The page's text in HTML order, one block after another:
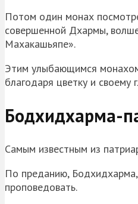
Потом один монах
совершенной Дхармы,
Махакашьяпе».
Этим улыбающимся
благодаря цветку и своему
Бодхидхарма-
Самым известным из
По преданию,
проповедовать.